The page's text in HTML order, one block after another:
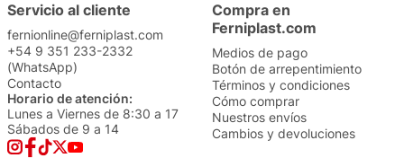
Servicio al cliente
fernionline@ferniplast.com
+54 9 351 233-2332
(WhatsApp)
Contacto
Horario de atención:
Lunes a Viernes de 8:30 a 17
Sábados de 9 a 14
Compra en
Ferniplast.com
Medios de pago
Botón de arrepentimiento
Términos y condiciones
Cómo comprar
Nuestros envíos
Cambios y devoluciones